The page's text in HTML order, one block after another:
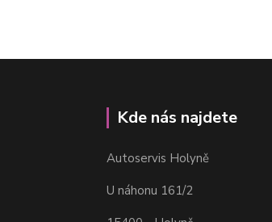
Kde nás najdete
Autoservis Holyně
U náhonu 161/2